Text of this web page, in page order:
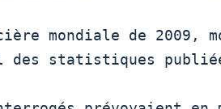
mondiale de 2009,
des statistiques